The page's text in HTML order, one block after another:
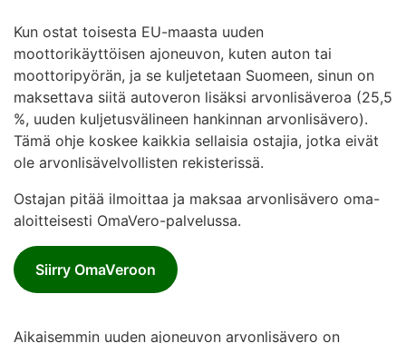
Kun ostat toisesta EU-maasta uuden
moottorikäyttöisen ajoneuvon, kuten auton tai
moottoripyörän, ja se kuljetetaan Suomeen, sinun on
maksettava siitä autoveron lisäksi arvonlisäveroa (25,5
%, uuden kuljetusvälineen hankinnan arvonlisävero).
Tämä ohje koskee kaikkia sellaisia ostajia, jotka eivät
ole arvonlisävelvollisten rekisterissä.
Ostajan pitää ilmoittaa ja maksaa arvonlisävero oma-
aloitteisesti OmaVero-palvelussa.
Siirry OmaVeroon
Aikaisemmin uuden ajoneuvon arvonlisävero on